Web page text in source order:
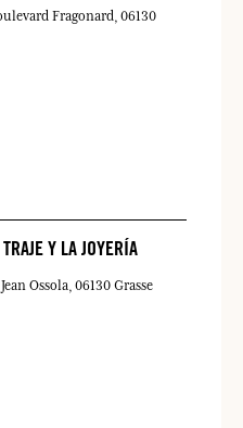
Fragonard 06130
Y LA JOYERÍA
Ossola 06130 Grasse